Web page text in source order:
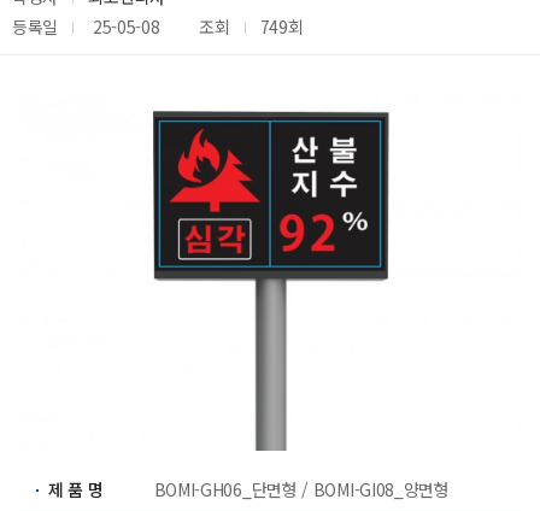
등록일
25-05-08 조회 749회
제 품 명 BOMI-GH06_단면형 / BOMI-GI08_양면형